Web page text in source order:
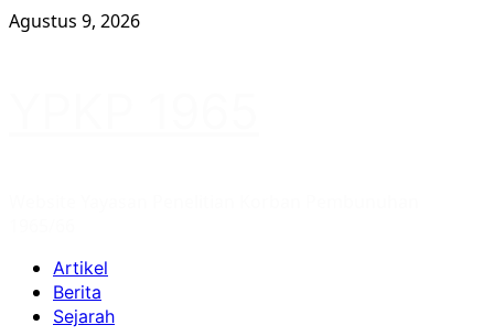
Skip
Agustus 9, 2026
Primary
Menu
Artikel
Berita
Sejarah